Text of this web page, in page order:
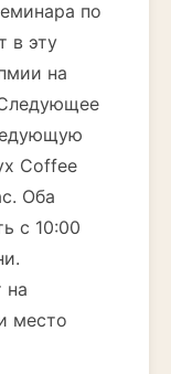
по
в эту
на
Coffee
Оба
с 10:00
на
место